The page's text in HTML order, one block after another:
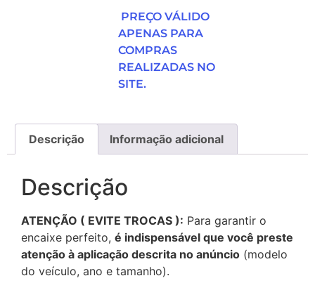
PREÇO VÁLIDO
APENAS PARA
COMPRAS
REALIZADAS NO
SITE.
Descrição Informação adicional
Descrição
ATENÇÃO ( EVITE TROCAS ): Para garantir o
encaixe perfeito, é indispensável que você preste
atenção à aplicação descrita no anúncio (modelo
do veículo, ano e tamanho).